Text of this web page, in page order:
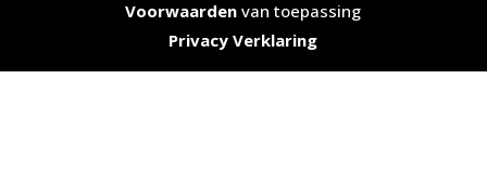
Voorwaarden van toepassing
Privacy Verklaring